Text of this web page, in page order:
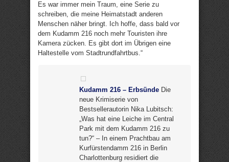
Es war immer mein Traum, eine Serie zu
schreiben, die meine Heimatstadt anderen
Menschen näher bringt. Ich hoffe, dass bald vor
dem Kudamm 216 noch mehr Touristen ihre
Kamera zücken. Es gibt dort im Übrigen eine
Haltestelle vom Stadtrundfahrtbus.“
Kudamm 216 – Erbsünde Die
neue Krimiserie von
Bestsellerautorin Nika Lubitsch:
„Was hat eine Leiche im Central
Park mit dem Kudamm 216 zu
tun?“ – In einem Prachtbau am
Kurfürstendamm 216 in Berlin
Charlottenburg residiert die